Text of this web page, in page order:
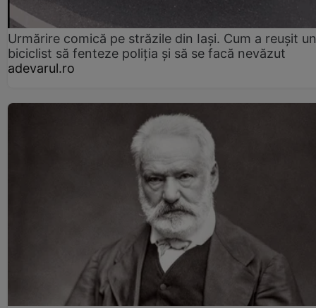
Urmărire comică pe străzile din Iași. Cum a reușit un
biciclist să fenteze poliția și să se facă nevăzut
adevarul.ro